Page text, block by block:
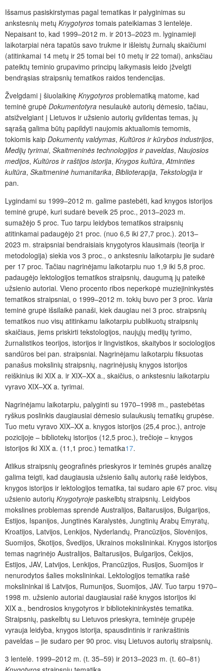
Išsamus pasiskirstymas pagal tematikas ir palyginimas su
ankstesnių metų Knygotyros tomais pateikiamas 3 lentelėje.
Nepaisant to, kad 1999–2012 m. ir 2013–2023 m. lyginamieji
laikotarpiai nėra tapatūs savo trukme ir išleistų žurnalų skaičiumi
(atitinkamai 14 metų ir 25 tomai bei 10 metų ir 22 tomai), anksčiau
pateiktų teminio grupavimo principų laikymasis leido įžvelgti
bendrąsias straipsnių tematikos raidos tendencijas.
Žvelgdami į šiuolaikinę Knygotyros problematiką matome, kad
teminė grupė Dokumentotyra nesulaukė autorių dėmesio, tačiau,
atsižvelgiant į Lietuvos ir užsienio autorių gvildentas temas, jų
sąrašą galima būtų papildyti naujomis aktualiomis temomis,
tokiomis kaip Dokumentų valdymas, Kultūros ir kūrybos industrijos,
Medijų tyrimai, Skaitmeninės technologijos ir paveldas, Naujosios
medijos, Kultūros ir raštijos istorija, Knygos kultūra,Atminties
kultūra, Skaitmeninė humanitarika, Biblioterapija, Tekstologija ir
pan.
Lygindami su 1999–2012 m. galime pastebėti, kad knygos istorijos
teminė grupė, kuri sudarė beveik 25 proc., 2013–2023 m.
sumažėjo 5 proc. Tuo tarpu leidybos tematikos straipsnių
atitinkamai padaugėjo 21 proc. (nuo 6,5 iki 27,7 proc.). 2013–
2023 m. straipsniai bendraisiais knygotyros klausimais (teorija ir
metodologija) siekia vos 3 proc., o ankstesniu laikotarpiu jie sudarė
per 17 proc. Tačiau nagrinėjamu laikotarpiu nuo 1,9 iki 5,8 proc.
padaugėjo lektologijos tematikos straipsnių, daugumą jų pateikė
užsienio autoriai. Vieno procento ribos neperkopė muziejininkystės
tematikos straipsniai, o 1999–2012 m. tokių buvo per 3 proc. Varia
teminė grupė išsilaikė panaši, kiek daugiau nei 3 proc. straipsnių
tematikos nuo visų atitinkamu laikotarpiu publikuotų straipsnių
skaičiaus, jiems priskirti tekstologijos, naujųjų medijų tyrimo,
žurnalistikos teorijos, istorijos ir lingvistikos, skaitybos ir sociologijos
sandūros bei pan. straipsniai. Nagrinėjamu laikotarpiu fiksuotas
panašus mokslinių straipsnių, nagrinėjusių knygos istorijos
reiškinius iki XIX a. ir XIX–XX a., skaičius, o ankstesniu laikotarpiu
vyravo XIX–XX a. tyrimai.
Nagrinėjamu laikotarpiu, palyginti su 1970–1998 m., pastebėtas
ryškus poslinkis daugiausiai dėmesio sulaukusių tematikų grupėse.
Tuo metu vyravo XIX–XX a. knygos istorijos (25,4 proc.), antroje
pozicijoje – bibliotekų istorijos (12,5 proc.), trečioje – knygos
istorijos iki XIX a. (11,1 proc.) tematika17.
Atlikus straipsnių geografinės prieskyros ir teminės grupės analizę
galima teigti, kad daugiausia užsienio šalių autorių rašė leidybos,
knygos istorijos ir lektologijos tematika, tai sudaro apie 67 proc. visų
užsienio autorių Knygotyroje paskelbtų straipsnių. Leidybos
mokslines problemas sprendė Australijos, Baltarusijos, Bulgarijos,
Estijos, Ispanijos, Jungtinės Karalystės, Jungtinių Arabų Emyratų,
Kroatijos, Latvijos, Lenkijos, Nyderlandų, Prancūzijos, Slovėnijos,
Suomijos, Škotijos, Švedijos, Ukrainos mokslininkai. Knygos istorijos
temas nagrinėjo Australijos, Baltarusijos, Bulgarijos, Čekijos,
Estijos, JAV, Latvijos, Lenkijos, Prancūzijos, Rusijos, Suomijos ir
nenurodytos šalies mokslininkai. Lektologijos tematika rašė
mokslininkai iš Latvijos, Rumunijos, Suomijos, JAV. Tuo tarpu 1970–
1998 m. užsienio autoriai daugiausiai rašė knygos istorijos iki
XIX a., bendrosios knygotyros ir bibliotekininkystės tematika.
Straipsnių, paskelbtų su Lietuvos prieskyra, teminėje grupėje
vyrauja leidyba, knygos istorija, spausdintinis ir rankraštinis
paveldas – jie sudaro per 90 proc. visų Lietuvos autorių straipsnių.
3 lentelė. 1999–2012 m. (t. 35–59) ir 2013–2023 m. (t. 60–81)